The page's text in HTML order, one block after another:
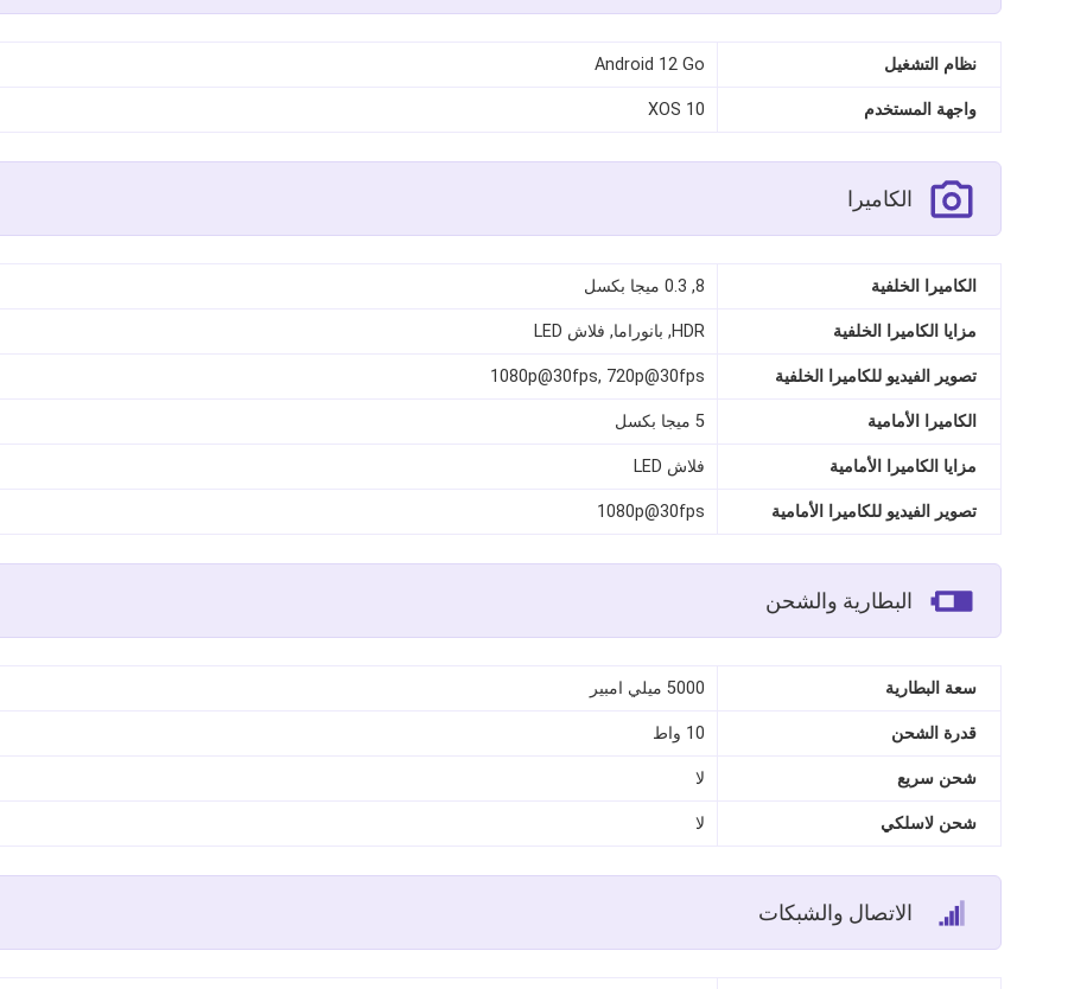
نظام التشغيل Android 12 Go
واجهة المستخدم XOS 10
الكاميرا
الكاميرا الخلفية 8, 0.3 ميجا بكسل
مزايا الكاميرا الخلفية HDR, بانوراما, فلاش LED
تصوير الفيديو للكاميرا الخلفية 1080p@30fps, 720p@30fps
الكاميرا الأمامية 5 ميجا بكسل
مزايا الكاميرا الأمامية فلاش LED
تصوير الفيديو للكاميرا الأمامية 1080p@30fps
البطارية والشحن
سعة البطارية 5000 ميلي امبير
قدرة الشحن 10 واط
شحن سريع لا
شحن لاسلكي لا
الاتصال والشبكات